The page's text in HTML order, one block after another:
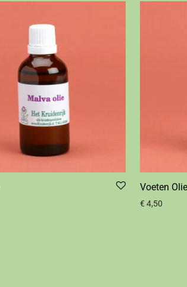
Voeten Olie
€ 4,50